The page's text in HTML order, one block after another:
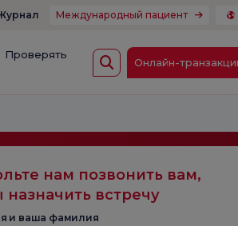
Международный пациент
Проверять
Онлайн-
нам позвонить вам,
назначить встречу
и ваша фамилия